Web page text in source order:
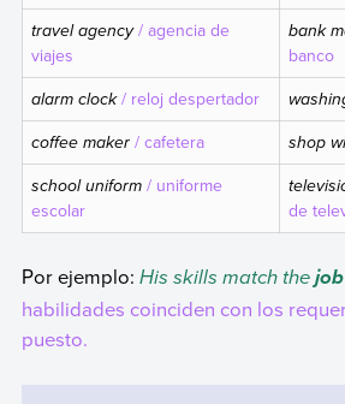
travel agency / agencia de
viajes
bank
banco
alarm clock / reloj despertador
coffee maker / cafetera shop
school uniform / uniforme
escolar
de
Por ejemplo: His skills match the
habilidades coinciden con los
puesto.